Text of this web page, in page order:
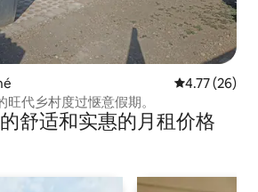
平均评分
4.77 (26)
代乡村度过惬意假期。
舒适和实惠的月租价格